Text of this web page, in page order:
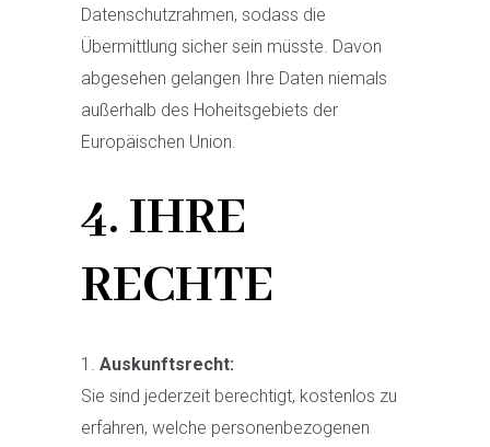
Datenschutzrahmen, sodass die
Übermittlung sicher sein müsste. Davon
abgesehen gelangen Ihre Daten niemals
außerhalb des Hoheitsgebiets der
Europäischen Union.
4. IHRE
RECHTE
Auskunftsrecht:
Sie sind jederzeit berechtigt, kostenlos zu
erfahren, welche personenbezogenen